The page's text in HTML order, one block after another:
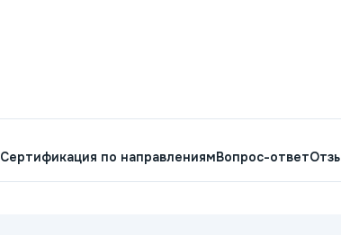
Сертификация по направлениямВопрос-ответ